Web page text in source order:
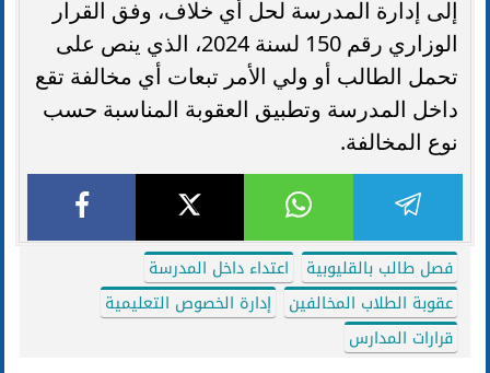
إلى إدارة المدرسة لحل أي خلاف، وفق القرار
الوزاري رقم 150 لسنة 2024، الذي ينص على
تحمل الطالب أو ولي الأمر تبعات أي مخالفة تقع
داخل المدرسة وتطبيق العقوبة المناسبة حسب
نوع المخالفة.
فصل طالب بالقليوبية
اعتداء داخل المدرسة
عقوبة الطلاب المخالفين
إدارة الخصوص التعليمية
قرارات المدارس